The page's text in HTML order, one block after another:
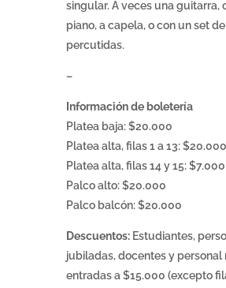
singular. A veces una guitarra,
piano, a capela, o con un set
percutidas.
–
Información de boletería
Platea baja: $20.000
Platea alta, filas 1 a 13: $20.000
Platea alta, filas 14 y 15: $7.000
Palco alto: $20.000
Palco balcón: $20.000
Descuentos: Estudiantes,
jubiladas, docentes y
entradas a $15.000 (excepto